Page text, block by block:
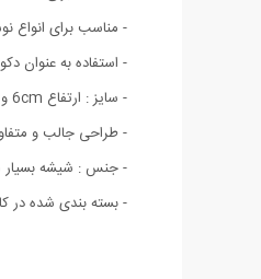
- مناسب برای انواع
- استفاده به عنوان
- سایز : ارتفاع 6cm و قطر 4.5cm
- طراحی جالب و
- جنس : شیشه بسیار
- بسته بندی شده در